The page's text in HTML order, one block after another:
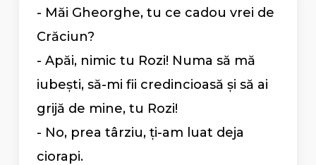
- Măi Gheorghe, tu ce cadou vrei de
Crăciun?
- Apăi, nimic tu Rozi! Numa să mă
iubești, să-mi fii credincioasă și să ai
grijă de mine, tu Rozi!
- No, prea târziu, ți-am luat deja
ciorapi.